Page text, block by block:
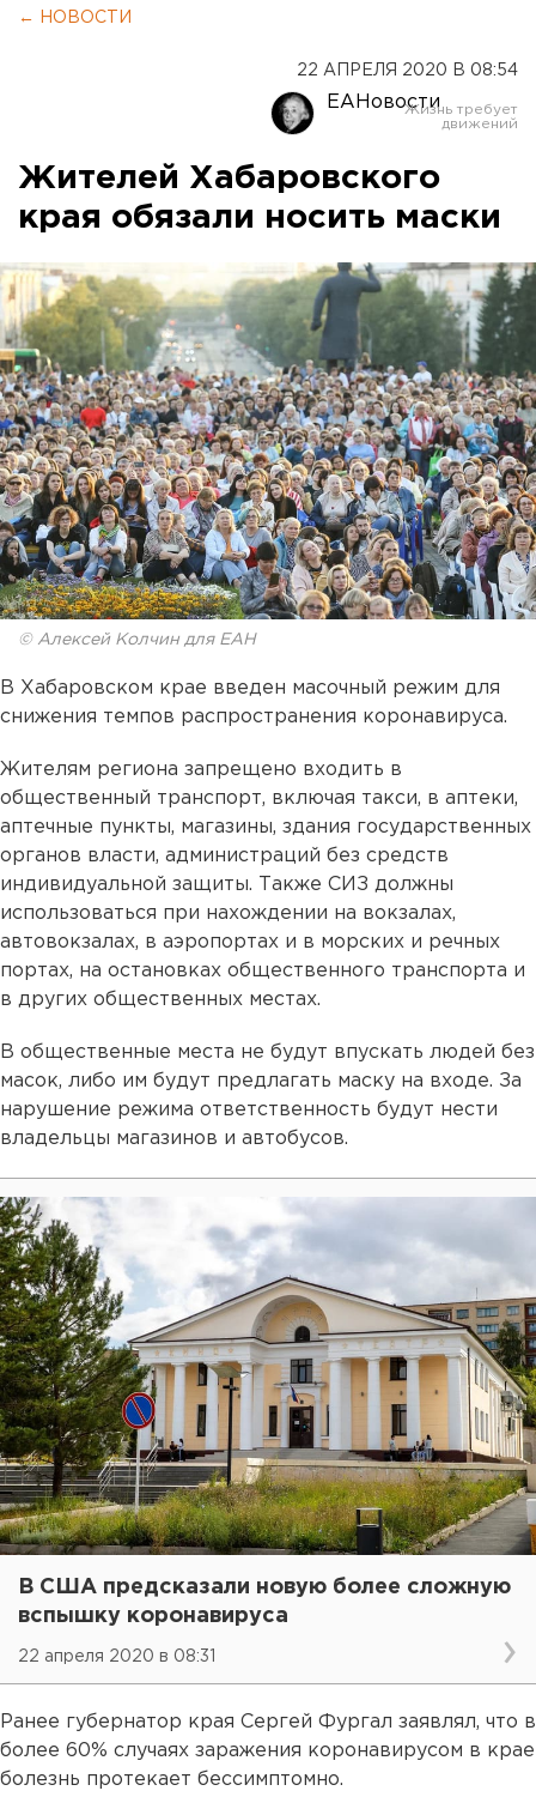
← НОВОСТИ
22 АПРЕЛЯ 2020 В 08:54
ЕАНовости
Жителей Хабаровского
края обязали носить маски
© Алексей Колчин для ЕАН
В Хабаровском крае введен масочный режим для
снижения темпов распространения коронавируса.
Жителям региона запрещено входить в
общественный транспорт, включая такси, в аптеки,
аптечные пункты, магазины, здания государственных
органов власти, администраций без средств
индивидуальной защиты. Также СИЗ должны
использоваться при нахождении на вокзалах,
автовокзалах, в аэропортах и в морских и речных
портах, на остановках общественного транспорта и
в других общественных местах.
В общественные места не будут впускать людей без
масок, либо им будут предлагать маску на входе. За
нарушение режима ответственность будут нести
владельцы магазинов и автобусов.
В США предсказали новую более сложную
вспышку коронавируса
22 апреля 2020 в 08:31
Ранее губернатор края Сергей Фургал заявлял, что в
более 60% случаях заражения коронавирусом в крае
болезнь протекает бессимптомно.